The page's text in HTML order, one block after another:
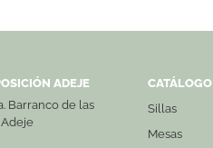
ADEJE
Barranco de las
Adeje
CATÁLOGO
Sillas
Mesas